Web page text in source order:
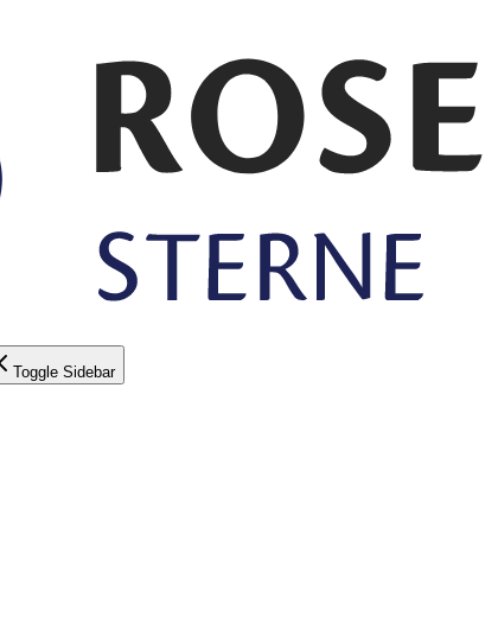
Toggle Sidebar